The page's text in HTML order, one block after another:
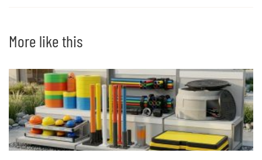
More like this